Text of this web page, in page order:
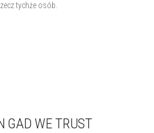
tychże osób.
GAD WE TRUST